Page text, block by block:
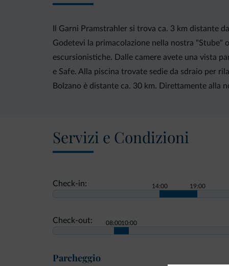
Il Garni Pramstrahler si trova ca. 3 km distante
Godetevi la primacolazione nella nostra "Stube"
escursionistiche. Dalle camere avete una vista
e Safe. Alla piscina trovate sedie da sdraio per
Bolzano è distante ca. 30 km. Direttamente alla
Servizi e Condizioni
Check-in: 14:00 19:00
Check-out: 08:0010:00
Parcheggio